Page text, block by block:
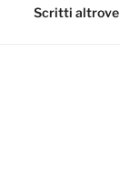
Scritti altrove